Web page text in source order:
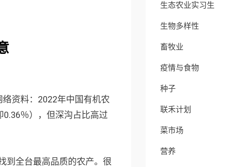
资料：2022年中国有机农
0.36％），但深沟占比高过
到全台最高品质的农产。很
生态农业实习生
生物多样性
畜牧业
疫情与食物
种子
联禾计划
菜市场
营养